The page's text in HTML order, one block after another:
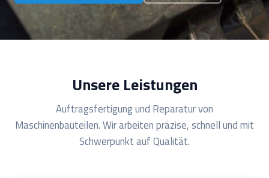
Unsere Leistungen
Auftragsfertigung und Reparatur von
Maschinenbauteilen. Wir arbeiten präzise, schnell und mit
Schwerpunkt auf Qualität.